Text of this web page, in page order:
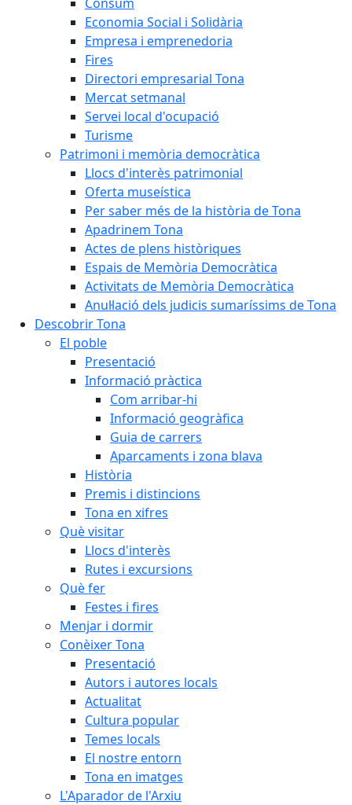
Economia Social i Solidària
Empresa i emprenedoria
Fires
Directori empresarial Tona
Mercat setmanal
Servei local d'ocupació
Turisme
Patrimoni i memòria democràtica
Llocs d'interès patrimonial
Oferta museística
Per saber més de la història de Tona
Apadrinem Tona
Actes de plens històriques
Espais de Memòria Democràtica
Activitats de Memòria Democràtica
Anul·lació dels judicis sumaríssims de Tona
Descobrir Tona
El poble
Presentació
Informació pràctica
Com arribar-hi
Informació geogràfica
Guia de carrers
Aparcaments i zona blava
Història
Premis i distincions
Tona en xifres
Què visitar
Llocs d'interès
Rutes i excursions
Què fer
Festes i fires
Menjar i dormir
Conèixer Tona
Presentació
Autors i autores locals
Actualitat
Cultura popular
Temes locals
El nostre entorn
Tona en imatges
L'Aparador de l'Arxiu